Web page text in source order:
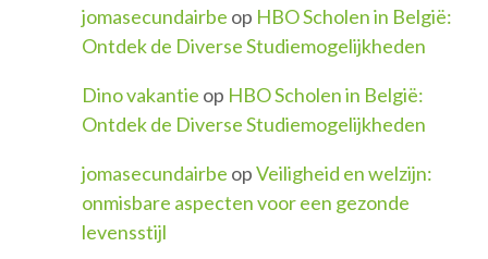
jomasecundairbe op HBO Scholen in België:
Ontdek de Diverse Studiemogelijkheden
Dino vakantie op HBO Scholen in België:
Ontdek de Diverse Studiemogelijkheden
jomasecundairbe opVeiligheid en welzijn:
onmisbare aspecten voor een gezonde
levensstijl